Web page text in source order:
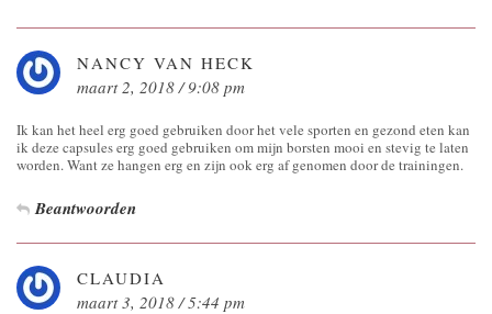
NANCY VAN HECK
maart 2, 2018 / 9:08 pm
Ik kan het heel erg goed gebruiken door het vele sporten en gezond eten kan
ik deze capsules erg goed gebruiken om mijn borsten mooi en stevig te laten
worden. Want ze hangen erg en zijn ook erg af genomen door de trainingen.
Beantwoorden
CLAUDIA
maart 3, 2018 / 5:44 pm